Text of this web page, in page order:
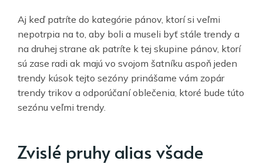
Aj keď patríte do kategórie pánov, ktorí si veľmi
nepotrpia na to, aby boli a museli byť stále trendy a
na druhej strane ak patríte k tej skupine pánov, ktorí
sú zase radi ak majú vo svojom šatníku aspoň jeden
trendy kúsok tejto sezóny prinášame vám zopár
trendy trikov a odporúčaní oblečenia, ktoré bude túto
sezónu veľmi trendy.
Zvislé pruhy alias všade